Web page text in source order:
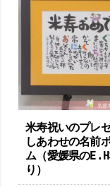
米寿祝いのプレ
しあわせの名前
ム （愛媛県の
り）